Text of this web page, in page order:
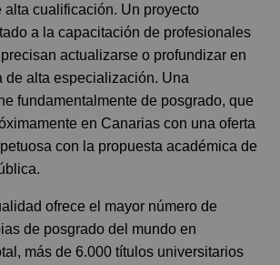
alta cualificación. Un proyecto
a la capacitación de profesionales
actualizarse o profundizar en
de alta especialización. Una
fundamentalmente de posgrado, que
en Canarias con una oferta
con la propuesta académica de
ofrece el mayor número de
de posgrado del mundo en
más de 6.000 títulos universitarios